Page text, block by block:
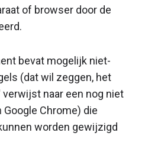
of browser door de
bevat mogelijk niet-
(dat wil zeggen, het
naar een nog niet
Chrome) die
worden gewijzigd